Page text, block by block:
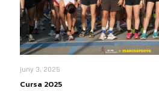
juny 3, 2025
Cursa 2025